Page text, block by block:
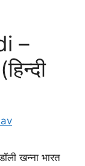
–
खन्ना भारत